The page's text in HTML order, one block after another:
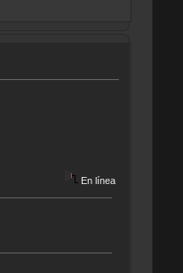
En línea